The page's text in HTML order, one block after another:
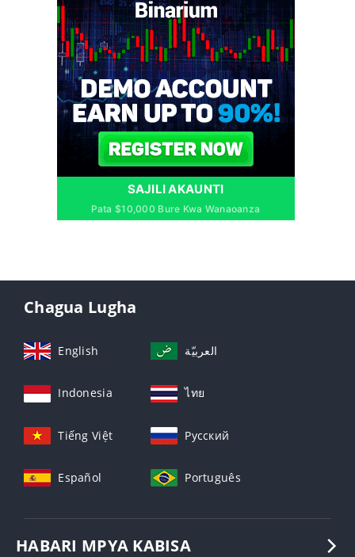
SAJILI AKAUNTI
Pata $10,000 Bure Kwa Wanaoanza
Chagua Lugha
English العربيّة
Indonesia ไทย
Tiếng Việt Русский
Español Português
HABARI MPYA KABISA